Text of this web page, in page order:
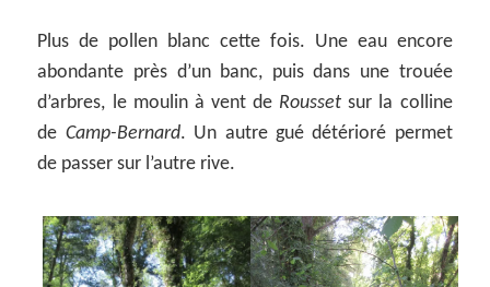
Plus de pollen blanc cette fois. Une eau encore
abondante près d’un banc, puis dans une trouée
d’arbres, le moulin à vent de Roussetsur la colline
de Camp-Bernard. Un autre gué détérioré permet
de passer sur l’autre rive.